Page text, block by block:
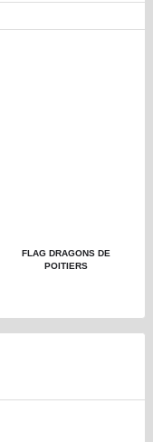
FLAG DRAGONS DE
POITIERS